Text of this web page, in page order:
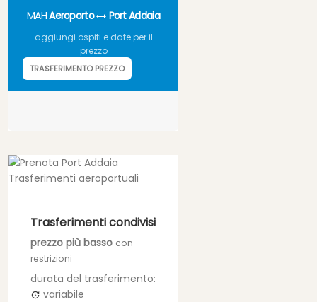
MAHAeroporto Port Addaia
aggiungi ospiti e date per il
prezzo
TRASFERIMENTO PREZZO
Trasferimenti condivisi
prezzo più basso con
restrizioni
durata del trasferimento:
variabile